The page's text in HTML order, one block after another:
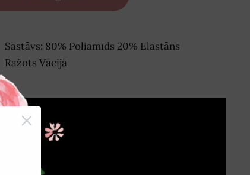
Sastāvs: 80% Poliamīds 20% Elastāns
Ražots Vācijā